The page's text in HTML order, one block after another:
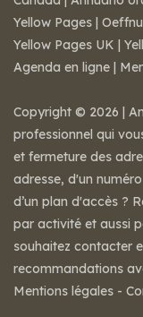
Yellow Pages |
Yellow Pages UK |
Agenda en ligne |
Copyright © 2026 |
professionnel qui
et fermeture des
adresse, d'un
d’un plan d'accès ?
par activité et aussi
souhaitez contacter
recommandations
Mentions légales -